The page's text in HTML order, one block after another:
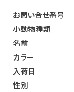
お問い合せ番号
小動物種類
名前
カラー
入荷日
性別